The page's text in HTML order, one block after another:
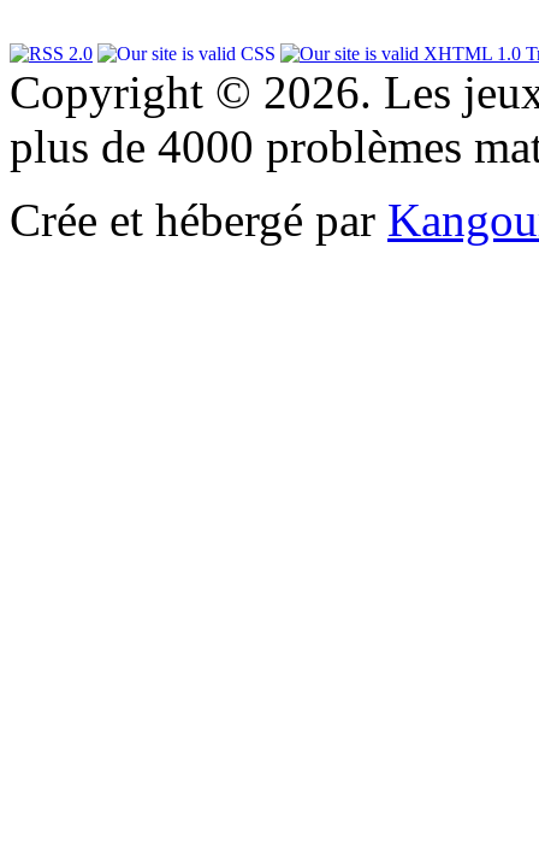
Copyright © 2026. Les
plus de 4000 problèmes
Crée et hébergé par